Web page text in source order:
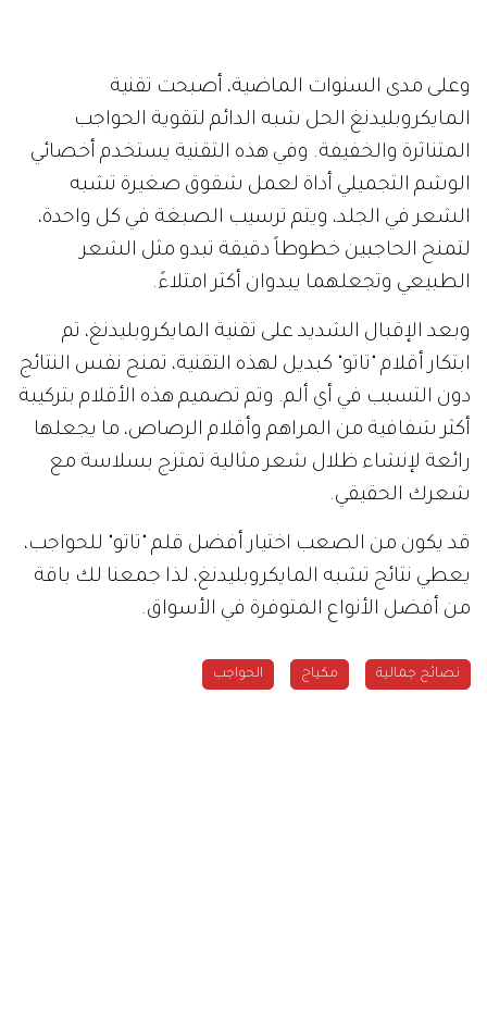
وعلى مدى السنوات الماضية، أصبحت تقنية
المايكروبليدنغ الحل شبه الدائم لتقوية الحواجب
المتناثرة والخفيفة. وفي هذه التقنية يستخدم أخصائي
الوشم التجميلي أداة لعمل شقوق صغيرة تشبه
الشعر في الجلد، ويتم ترسيب الصبغة في كل واحدة،
لتمنح الحاجبين خطوطاً دقيقة تبدو مثل الشعر
الطبيعي وتجعلهما يبدوان أكثر امتلاءً.
وبعد الإقبال الشديد على تقنية المايكروبليدنغ، تم
ابتكار أقلام "تاتو" كبديل لهذه التقنية، تمنح نفس النتائج
دون التسبب في أي ألم. وتم تصميم هذه الأقلام بتركيبة
أكثر شفافية من المراهم وأقلام الرصاص، ما يجعلها
رائعة لإنشاء ظلال شعر مثالية تمتزج بسلاسة مع
شعرك الحقيقي.
قد يكون من الصعب اختيار أفضل قلم "تاتو" للحواجب،
يعطي نتائج تشبه المايكروبليدنغ، لذا جمعنا لك باقة
من أفضل الأنواع المتوفرة في الأسواق.
نصائح جمالية مكياج الحواجب